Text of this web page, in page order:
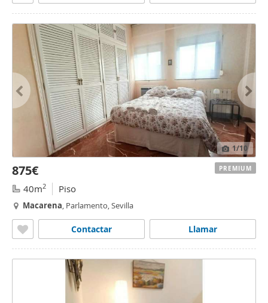
1/10
875€
40m2 Piso
Macarena, Parlamento, Sevilla
Llamar
Contactar
PREMIUM